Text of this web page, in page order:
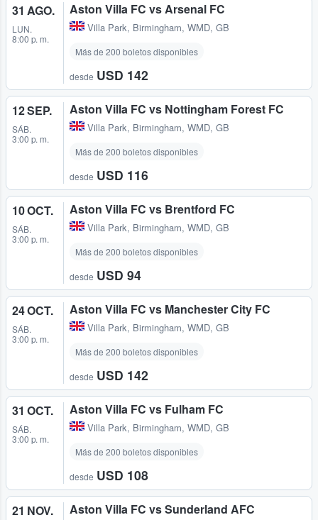
31 AGO.
LUN.
8:00 p. m.
Aston Villa FC vs Arsenal FC
Villa Park, Birmingham, WMD, GB
Más de 200 boletos disponibles
desde USD 142
12 SEP.
SÁB.
3:00 p. m.
Aston Villa FC vs Nottingham Forest FC
Villa Park, Birmingham, WMD, GB
Más de 200 boletos disponibles
desde USD 116
10 OCT.
SÁB.
3:00 p. m.
Aston Villa FC vs Brentford FC
Villa Park, Birmingham, WMD, GB
Más de 200 boletos disponibles
desde USD 94
24 OCT.
SÁB.
3:00 p. m.
Aston Villa FC vs Manchester City FC
Villa Park, Birmingham, WMD, GB
Más de 200 boletos disponibles
desde USD 142
31 OCT.
SÁB.
3:00 p. m.
Aston Villa FC vs Fulham FC
Villa Park, Birmingham, WMD, GB
Más de 200 boletos disponibles
desde USD 108
21 NOV. Aston Villa FC vs Sunderland AFC